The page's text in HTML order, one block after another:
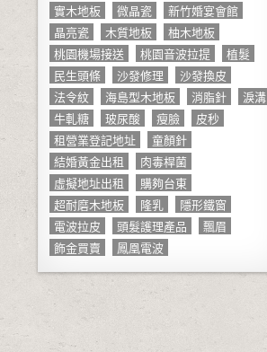
實木地板
微晶瓷
新竹婚宴會館
晶亮瓷
木質地板
柚木地板
桃園機場接送
桃園音波拉提
植髮
民生頭條
沙發修理
沙發換皮
法令紋
海島型木地板 消脂針
淚溝
牛軋糖
玻尿酸 瘦臉
皮秒
租營業登記地址
童顏針
結婚黃金出租
肉毒桿菌
虛擬地址出租
購夠台東
超耐磨木地板
隆乳
隱形鐵窗
電波拉皮
頭髮護理產品
飄眉
飾金買賣
鳳凰電波